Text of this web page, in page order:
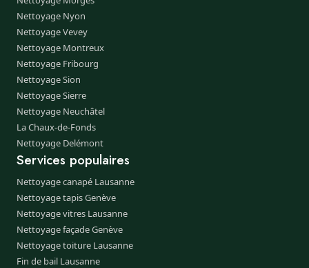
Nettoyage Nyon
Nettoyage Vevey
Nettoyage Montreux
Nettoyage Fribourg
Nettoyage Sion
Nettoyage Sierre
Nettoyage Neuchâtel
La Chaux-de-Fonds
Nettoyage Delémont
Services populaires
Nettoyage canapé Lausanne
Nettoyage tapis Genève
Nettoyage vitres Lausanne
Nettoyage façade Genève
Nettoyage toiture Lausanne
Fin de bail Lausanne